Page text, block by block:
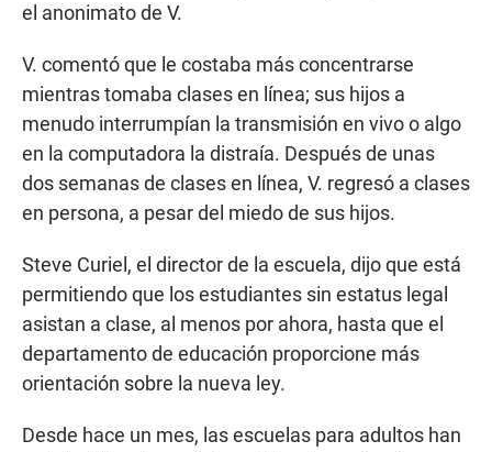
el anonimato de V.
V. comentó que le costaba más concentrarse
mientras tomaba clases en línea; sus hijos a
menudo interrumpían la transmisión en vivo o algo
en la computadora la distraía. Después de unas
dos semanas de clases en línea, V. regresó a clases
en persona, a pesar del miedo de sus hijos.
Steve Curiel, el director de la escuela, dijo que está
permitiendo que los estudiantes sin estatus legal
asistan a clase, al menos por ahora, hasta que el
departamento de educación proporcione más
orientación sobre la nueva ley.
Desde hace un mes, las escuelas para adultos han